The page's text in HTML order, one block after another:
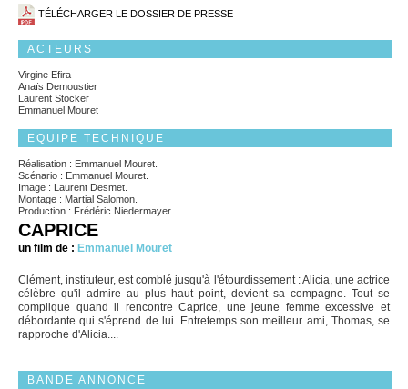
TÉLÉCHARGER LE DOSSIER DE PRESSE
ACTEURS
Virgine Efira
Anaïs Demoustier
Laurent Stocker
Emmanuel Mouret
EQUIPE TECHNIQUE
Réalisation : Emmanuel Mouret.
Scénario : Emmanuel Mouret.
Image : Laurent Desmet.
Montage : Martial Salomon.
Production : Frédéric Niedermayer.
CAPRICE
un film de : Emmanuel Mouret
Clément, instituteur, est comblé jusqu'à l'étourdissement : Alicia, une actrice
célèbre qu'il admire au plus haut point, devient sa compagne. Tout se
complique quand il rencontre Caprice, une jeune femme excessive et
débordante qui s'éprend de lui. Entretemps son meilleur ami, Thomas, se
rapproche d'Alicia....
BANDE ANNONCE